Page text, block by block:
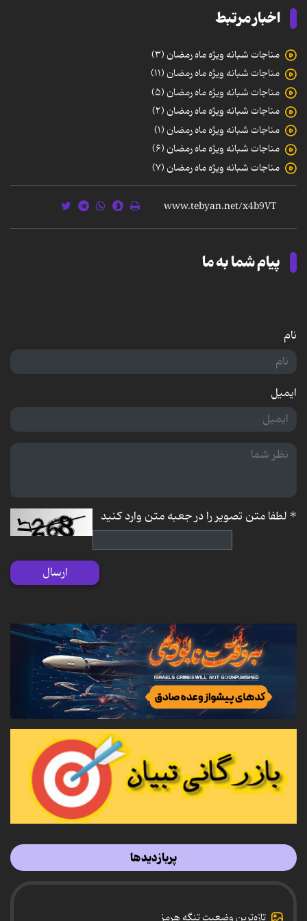
اخبار مرتبط
مناجات شبانه ویژه ماه رمضان (۳)
مناجات شبانه ویژه ماه رمضان (۱۱)
مناجات شبانه ویژه ماه رمضان (۵)
مناجات شبانه ویژه ماه رمضان (۲)
مناجات شبانه ویژه ماه رمضان (۱)
مناجات شبانه ویژه ماه رمضان (۶)
مناجات شبانه ویژه ماه رمضان (۷)
پیام شما به ما
نام
ایمیل
*لطفا متن تصویر را در جعبه متن وارد کنید
ارسال
پربازدیدها
تازه‌ترین وضعیت تنگه هرمز